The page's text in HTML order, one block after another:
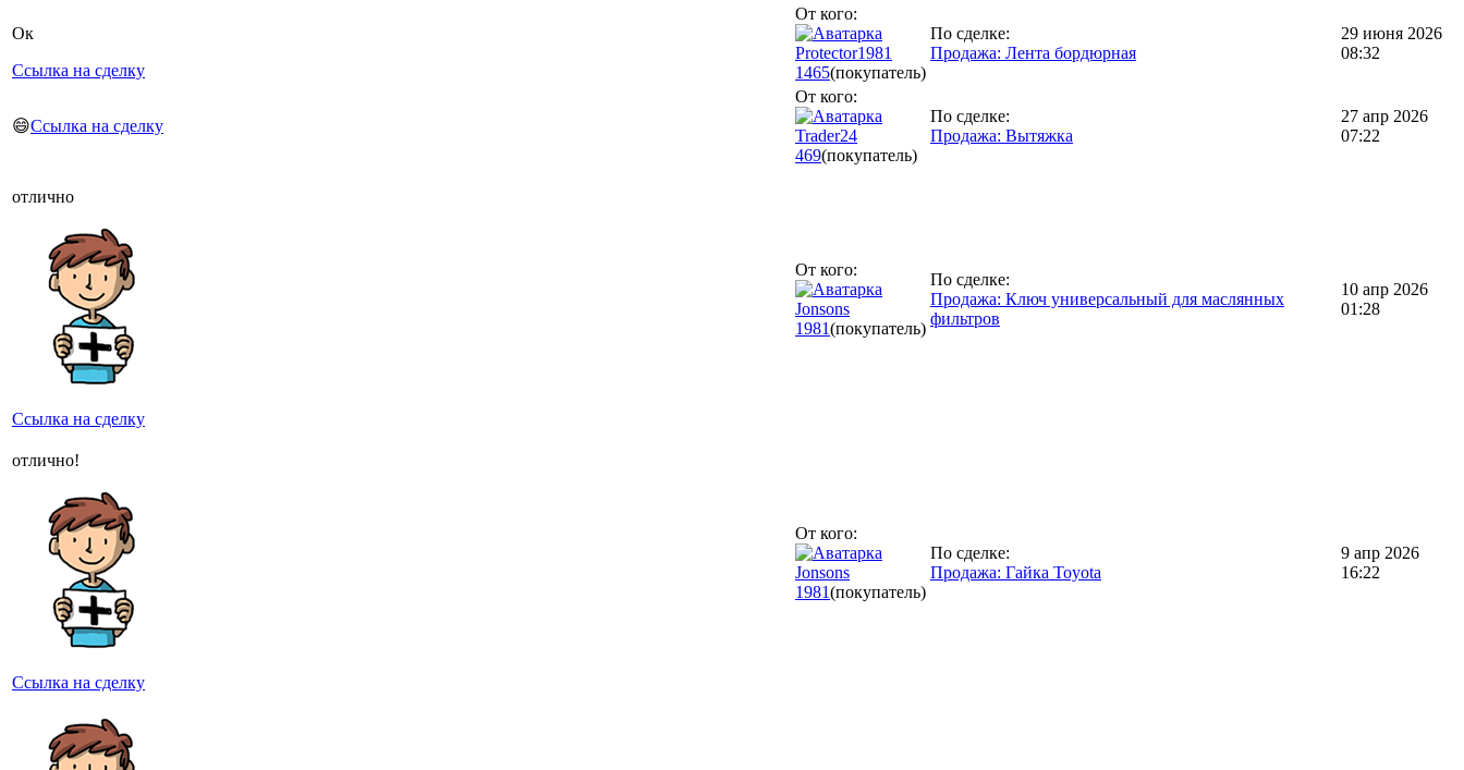
Ок
Ссылка на сделку
От кого:
Protector1981
1465(покупатель)
По сделке:
Продажа: Лента бордюрная
29 июня 2026
08:32
😄Ссылка на сделку
От кого:
Trader24
469(покупатель)
По сделке:
Продажа: Вытяжка
27 апр 2026
07:22
отлично
Ссылка на сделку
От кого:
Jonsons
1981(покупатель)
По сделке:
Продажа: Ключ универсальный для маслянных
фильтров
10 апр 2026
01:28
отлично!
Ссылка на сделку
От кого:
Jonsons
1981(покупатель)
По сделке:
Продажа: Гайка Toyota
9 апр 2026
16:22